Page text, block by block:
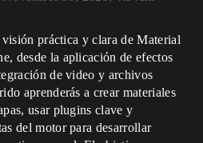
práctica y clara de Material
desde la aplicación de efectos
de video y archivos
aprenderás a crear materiales
usar plugins clave y
del motor para desarrollar